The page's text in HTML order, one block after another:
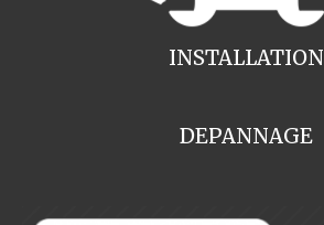
INSTALLATION
DEPANNAGE